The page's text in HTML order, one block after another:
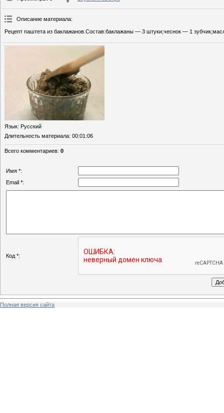
Описание материала:
Рецепт паштета из баклажанов.Состав:баклажаны — 3 штуки;чеснок — 1
Язык: Русский
Длительность материала: 00:01:06
Всего комментариев: 0
Имя *:
Email *:
Код *:
Полная версия сайта